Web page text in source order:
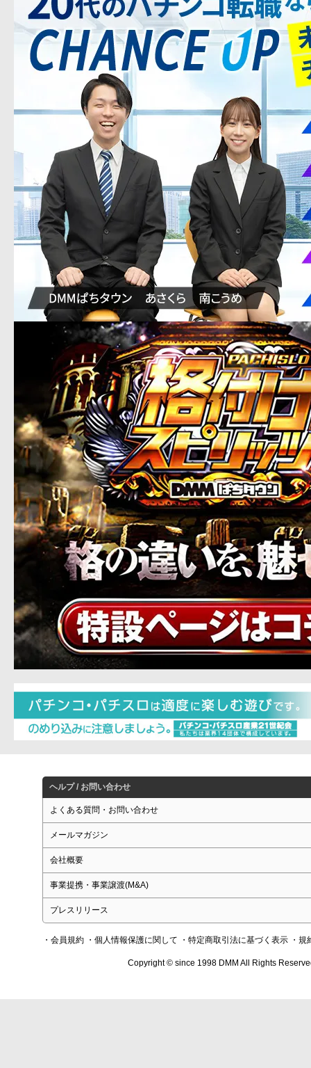
ヘルプ / お問い合わせ
よくある質問・お問い合わせ
メールマガジン
会社概要
事業提携・事業譲渡(M&A)
プレスリリース
・会員規約 ・個人情報保護に関して ・特定商取引法に基づく表示 ・規
Copyright © since 1998 DMM All Rights